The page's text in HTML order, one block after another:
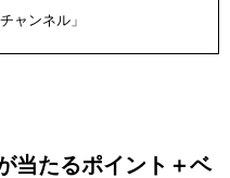
ャンネル」
当たるポイント＋ベ